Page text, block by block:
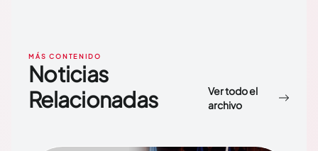
MÁS CONTENIDO
Noticias
Relacionadas
Ver todo el
archivo